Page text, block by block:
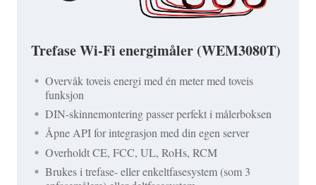
Trefase Wi-Fi energimåler (WEM3080T)
Overvåk toveis energi med én meter med toveis
funksjon
DIN-skinnemontering passer perfekt i målerboksen
Åpne API for integrasjon med din egen server
Overholdt CE, FCC, UL, RoHs, RCM
Brukes i trefase- eller enkeltfasesystem (som 3